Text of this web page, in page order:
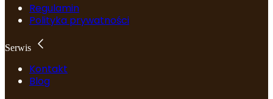
Regulamin
Polityka prywatności
Serwis
Kontakt
Blog